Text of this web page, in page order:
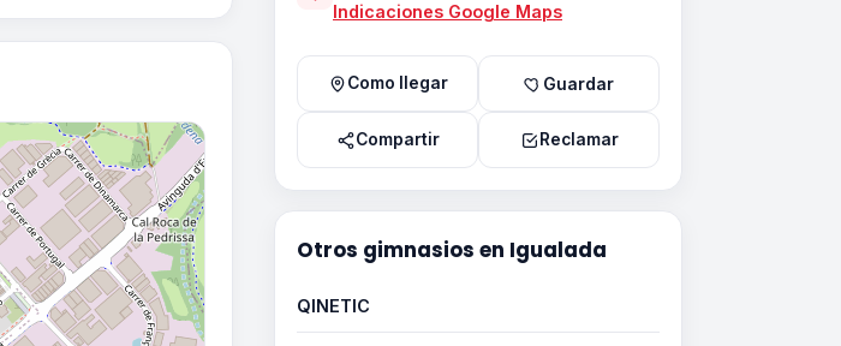
Indicaciones Google Maps
Como llegar Guardar
Compartir Reclamar
Otros gimnasios en Igualada
QINETIC